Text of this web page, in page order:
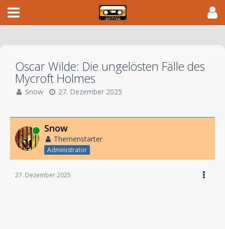
Oscar Wilde: Die ungelösten Fälle des
Mycroft Holmes
Snow 27. Dezember 2025
Online Snow
Themenstarter
Administrator
27. Dezember 2025